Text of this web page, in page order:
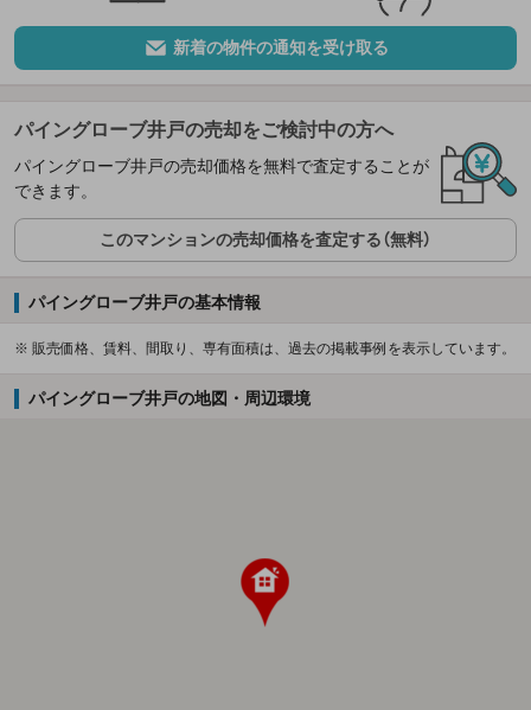
新着の物件の通知を受け取る
パイングローブ井戸の売却をご検討中の方へ
パイングローブ井戸の売却価格を無料で査定することが
できます。
このマンションの売却価格を査定する（無料）
パイングローブ井戸の基本情報
※ 販売価格、賃料、間取り、専有面積は、過去の掲載事例を表示しています。
パイングローブ井戸の地図・周辺環境